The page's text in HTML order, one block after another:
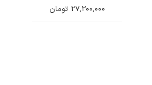
27,200,000 تومان